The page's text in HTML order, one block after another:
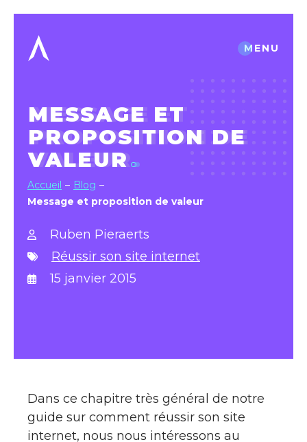
MENU
MESSAGE ET
PROPOSITION DE
VALEUR
Accueil
Blog
Message et proposition de valeur
Ruben Pieraerts
Réussir son site internet
15 janvier 2015
Dans ce chapitre très général de notre
guide sur comment réussir son site
internet, nous nous intéressons au